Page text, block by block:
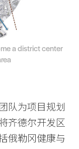
a district center
队为项目规划
齐德尔开发区
俄勒冈健康与